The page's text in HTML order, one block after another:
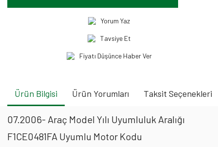
Yorum Yaz
Tavsiye Et
Fiyatı Düşünce Haber Ver
Ürün Bilgisi Ürün Yorumları Taksit Seçenekleri
07.2006- Araç Model Yılı Uyumluluk Aralığı
F1CE0481FA Uyumlu Motor Kodu